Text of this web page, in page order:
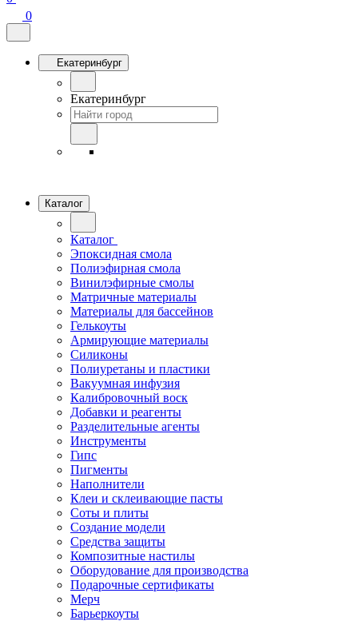
0
Екатеринбург
Екатеринбург
Каталог
Каталог
Эпоксидная смола
Полиэфирная смола
Винилэфирные смолы
Матричные материалы
Материалы для бассейнов
Гелькоуты
Армирующие материалы
Силиконы
Полиуретаны и пластики
Вакуумная инфузия
Калибровочный воск
Добавки и реагенты
Разделительные агенты
Инструменты
Гипс
Пигменты
Наполнители
Клеи и склеивающие пасты
Соты и плиты
Создание модели
Средства защиты
Композитные настилы
Оборудование для производства
Подарочные сертификаты
Мерч
Барьеркоуты